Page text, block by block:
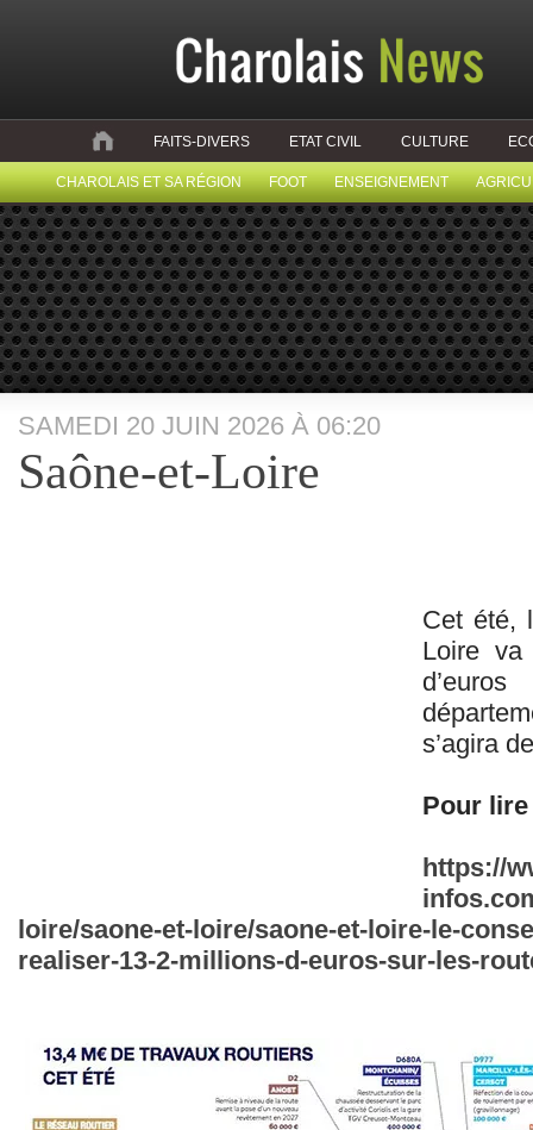
FAITS-DIVERS ETAT CIVIL CULTURE
CHAROLAIS ET SA RÉGION FOOT ENSEIGNEMENT
SAMEDI 20 JUIN 2026 À 06:20
Saône-et-Loire
Cet été,
Loire va
s’agira
Pour
https://
loire/saone-et-loire/saone-et-loire-le-
realiser-13-2-millions-d-euros-sur-les-